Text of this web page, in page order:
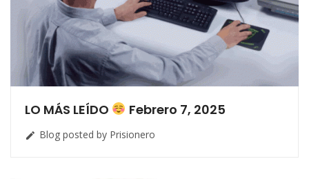
LO MÁS LEÍDO Febrero 7, 2025
 Blog posted by Prisionero